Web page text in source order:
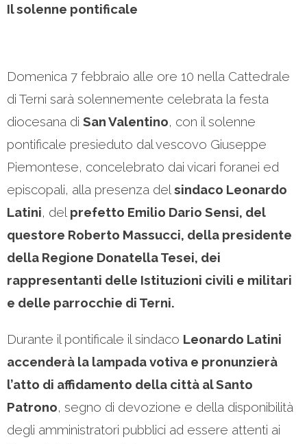
Il solenne pontificale
Domenica 7 febbraio alle ore 10 nella Cattedrale
di Terni sarà solennemente celebrata la festa
diocesana di San Valentino, con il solenne
pontificale presieduto dal vescovo Giuseppe
Piemontese, concelebrato dai vicari foranei ed
episcopali, alla presenza del sindaco Leonardo
Latini, del prefetto Emilio Dario Sensi, del
questore Roberto Massucci, della presidente
della Regione Donatella Tesei, dei
rappresentanti delle Istituzioni civili e militari
e delle parrocchie di Terni.
Durante il pontificale il sindaco Leonardo Latini
accenderà la lampada votiva e pronunzierà
l’atto di affidamento della città al Santo
Patrono, segno di devozione e della disponibilità
degli amministratori pubblici ad essere attenti ai